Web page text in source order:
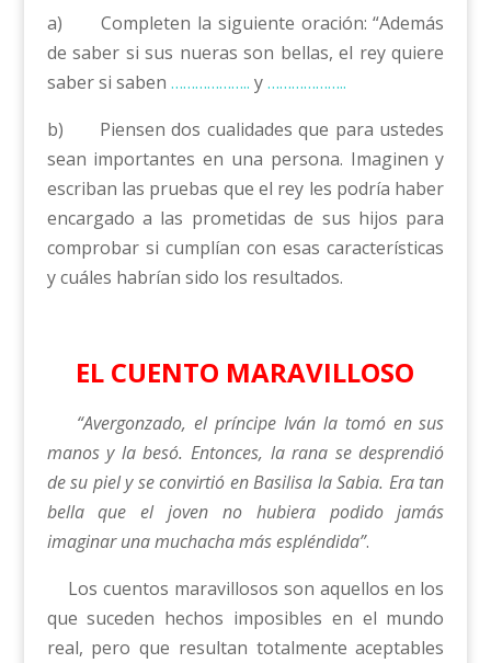
a) Completen la siguiente oración: “Además
de saber si sus nueras son bellas, el rey quiere
saber si saben ……………….. y………………..
b) Piensen dos cualidades que para ustedes
sean importantes en una persona. Imaginen y
escriban las pruebas que el rey les podría haber
encargado a las prometidas de sus hijos para
comprobar si cumplían con esas características
y cuáles habrían sido los resultados.
EL CUENTO MARAVILLOSO
“Avergonzado, el príncipe Iván la tomó en sus
manos y la besó. Entonces, la rana se desprendió
de su piel y se convirtió en Basilisa la Sabia. Era tan
bella que el joven no hubiera podido jamás
imaginar una muchacha más espléndida”.
Los cuentos maravillosos son aquellos en los
que suceden hechos imposibles en el mundo
real, pero que resultan totalmente aceptables